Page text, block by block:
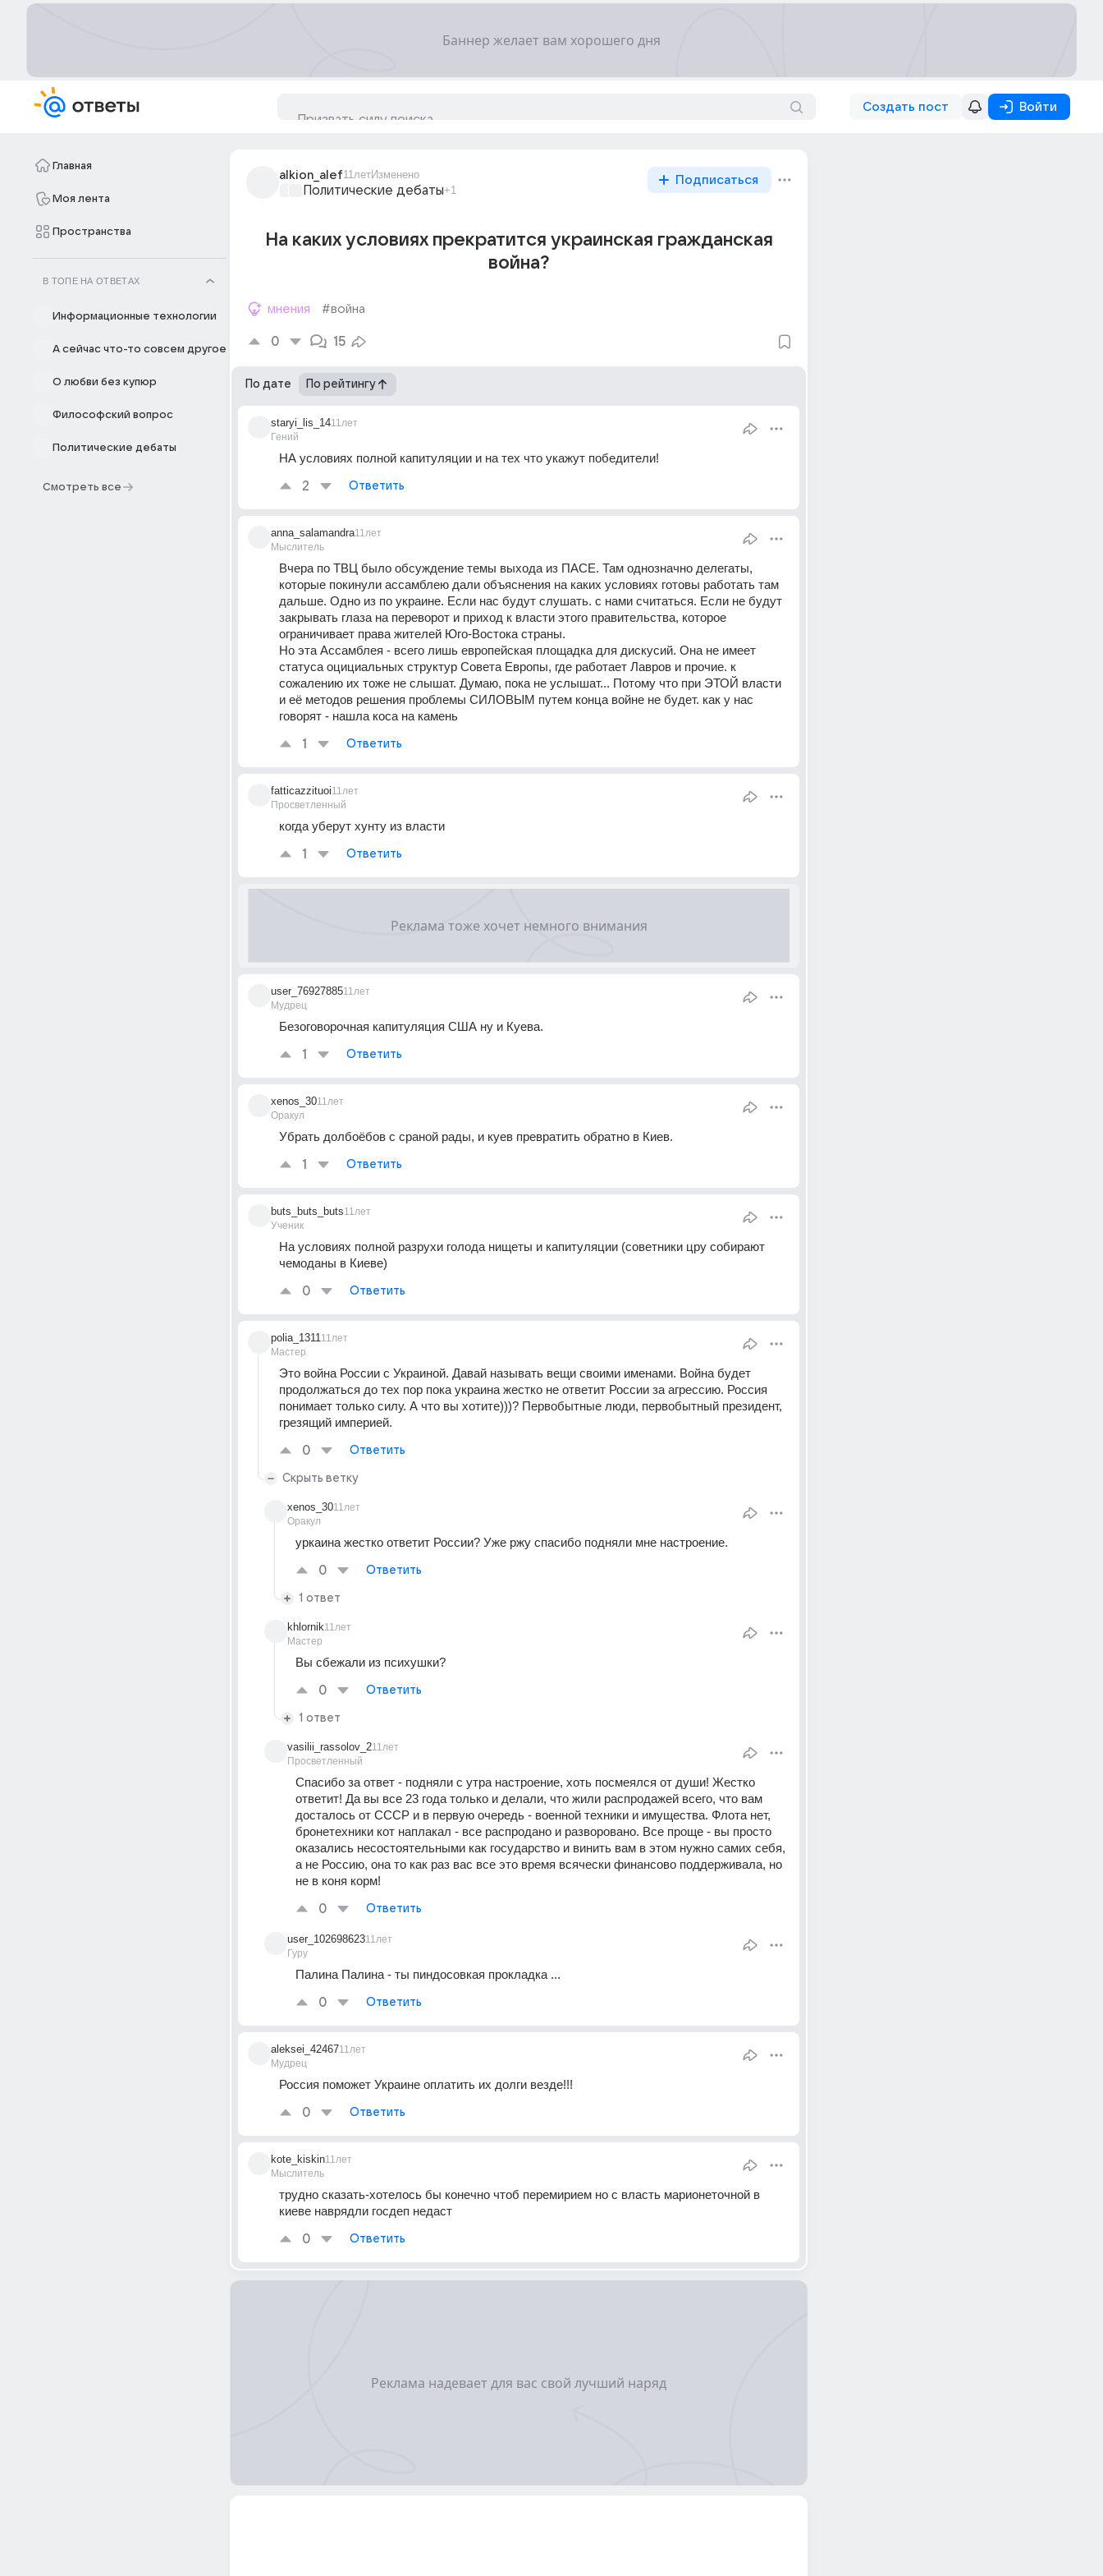
Создать пост Войти
Главная
Моя лента
Пространства
В ТОПЕ НА ОТВЕТАХ
Информационные технологии
А сейчас что-то совсем другое
О любви без купюр
Философский вопрос
Политические дебаты
Смотреть все
alkion_alef11летИзменено
Политические дебаты+1
Подписаться
На каких условиях прекратится украинская гражданская
война?
мнения #война
0 15
По дате По рейтингу
staryi_lis_14
Гений
11лет
НА условиях полной капитуляции и на тех что укажут победители!
2 Ответить
anna_salamandra
Мыслитель
11лет
Вчера по ТВЦ было обсуждение темы выхода из ПАСЕ. Там однозначно делегаты,
которые покинули ассамблею дали объяснения на каких условиях готовы работать там
дальше. Одно из по украине. Если нас будут слушать. с нами считаться. Если не будут
закрывать глаза на переворот и приход к власти этого правительства, которое
ограничивает права жителей Юго-Востока страны.
Но эта Ассамблея - всего лишь европейская площадка для дискусий. Она не имеет
статуса оцициальных структур Совета Европы, где работает Лавров и прочие. к
сожалению их тоже не слышат. Думаю, пока не услышат... Потому что при ЭТОЙ власти
и её методов решения проблемы СИЛОВЫМ путем конца войне не будет. как у нас
говорят - нашла коса на камень
1 Ответить
fatticazzituoi
Просветленный
11лет
когда уберут хунту из власти
1 Ответить
user_76927885
Мудрец
11лет
Безоговорочная капитуляция США ну и Куева.
1 Ответить
xenos_30
Оракул
11лет
Убрать долбоёбов с сраной рады, и куев превратить обратно в Киев.
1 Ответить
buts_buts_buts
Ученик
11лет
На условиях полной разрухи голода нищеты и капитуляции (советники цру собирают
чемоданы в Киеве)
0 Ответить
polia_1311
Мастер
11лет
Это война России с Украиной. Давай называть вещи своими именами. Война будет
продолжаться до тех пор пока украина жестко не ответит России за агрессию. Россия
понимает только силу. А что вы хотите)))? Первобытные люди, первобытный президент,
грезящий империей.
0 Ответить
Скрыть ветку
xenos_30
Оракул
11лет
уркаина жестко ответит России? Уже ржу спасибо подняли мне настроение.
0 Ответить
1 ответ
khlornik
Мастер
11лет
Вы сбежали из психушки?
0 Ответить
1 ответ
vasilii_rassolov_2
Просветленный
11лет
Спасибо за ответ - подняли с утра настроение, хоть посмеялся от души! Жестко
ответит! Да вы все 23 года только и делали, что жили распродажей всего, что вам
досталось от СССР и в первую очередь - военной техники и имущества. Флота нет,
бронетехники кот наплакал - все распродано и разворовано. Все проще - вы просто
оказались несостоятельными как государство и винить вам в этом нужно самих себя,
а не Россию, она то как раз вас все это время всячески финансово поддерживала, но
не в коня корм!
0 Ответить
user_102698623
Гуру
11лет
Палина Палина - ты пиндосовкая прокладка ...
0 Ответить
aleksei_42467
Мудрец
11лет
Россия поможет Украине оплатить их долги везде!!!
0 Ответить
kote_kiskin
Мыслитель
11лет
трудно сказать-хотелось бы конечно чтоб перемирием но с власть марионеточной в
киеве наврядли госдеп недаст
0 Ответить